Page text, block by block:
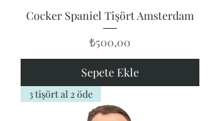
Cocker Spaniel Tişört Amsterdam
Fiyat
₺500,00
Sepete Ekle
3 tişört al 2 öde